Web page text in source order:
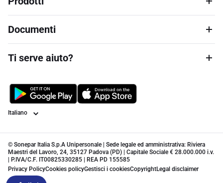
Documenti
Ti serve aiuto?
Lingua
© Sonepar Italia S.p.A Unipersonale | Sede legale ed amministrativa: Riviera
Maestri del Lavoro, 24, 35127 Padova (PD) | Capitale Sociale € 28.000.000 i.v.
| P.IVA/C.F. IT00825330285 | REA PD 155585
Privacy PolicyCookies policyGestisci i cookiesCopyrightLegal disclaimer